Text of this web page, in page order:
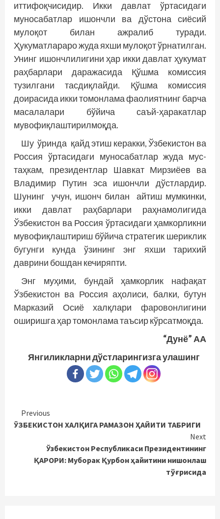
иттифоқчисидир. Икки давлат ўртасидаги
муносабатлар ишончли ва дўстона сиёсий
мулоқот билан ажралиб туради.
Ҳукуматлараро жуда яхши мулоқот ўрнатилган.
Унинг ишончлилигини ҳар икки давлат ҳукумат
раҳбарлари даражасида Қўшма комиссия
тузилгани тасдиқлайди. Қўшма комиссия
доирасида икки томонлама фаолиятнинг барча
масалалари бўйича саъй-ҳаракатлар
мувофиқлаштирилмоқда.
Шу ўринда қайд этиш керакки, Ўзбекистон ва
Россия ўртасидаги муносабатлар жуда мус­
таҳкам, президентлар Шавкат Мирзиёев ва
Владимир Путин эса ишончли дўстлардир.
Шунинг учун, ишонч билан айтиш мумкинки,
икки давлат раҳбарлари раҳнамолигида
Ўзбекис­тон ва Россия ўртасидаги ҳамкорликни
мувофиқлаштириш бўйича стратегик шериклик
бугунги кунда ўзининг энг яхши тарихий
даврини бошдан кечиряпти.
Энг муҳими, бундай ҳамкорлик нафақат
Ўзбекистон ва Россия аҳолиси, балки, бутун
Марказий Осиё халқлари фаровонлигини
оширишга ҳар томонлама таъсир кўрсатмоқда.
“Дунё” АА
Янгиликларни дўстларингизга улашинг
Continue
Reading
Previous
ЎЗБЕКИСТОН ХАЛҚИГА РАМАЗОН ҲАЙИТИ ТАБРИГИ
Next
Ўзбекистон Республикаси Президентининг
ҚАРОРИ: Муборак Қурбон ҳайитини нишонлаш
тўғрисида